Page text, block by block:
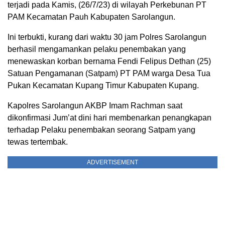
terjadi pada Kamis, (26/7/23) di wilayah Perkebunan PT
PAM Kecamatan Pauh Kabupaten Sarolangun.
Ini terbukti, kurang dari waktu 30 jam Polres Sarolangun
berhasil mengamankan pelaku penembakan yang
menewaskan korban bernama Fendi Felipus Dethan (25)
Satuan Pengamanan (Satpam) PT PAM warga Desa Tua
Pukan Kecamatan Kupang Timur Kabupaten Kupang.
Kapolres Sarolangun AKBP Imam Rachman saat
dikonfirmasi Jum’at dini hari membenarkan penangkapan
terhadap Pelaku penembakan seorang Satpam yang
tewas tertembak.
ADVERTISEMENT